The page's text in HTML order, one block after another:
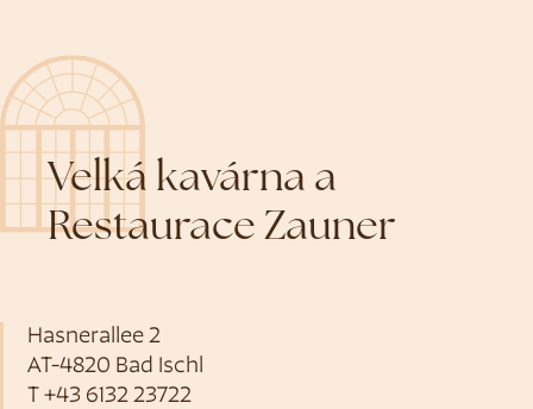
Velká kavárna a
Restaurace Zauner
Hasnerallee 2
AT-4820 Bad Ischl
T +43 6132 23722